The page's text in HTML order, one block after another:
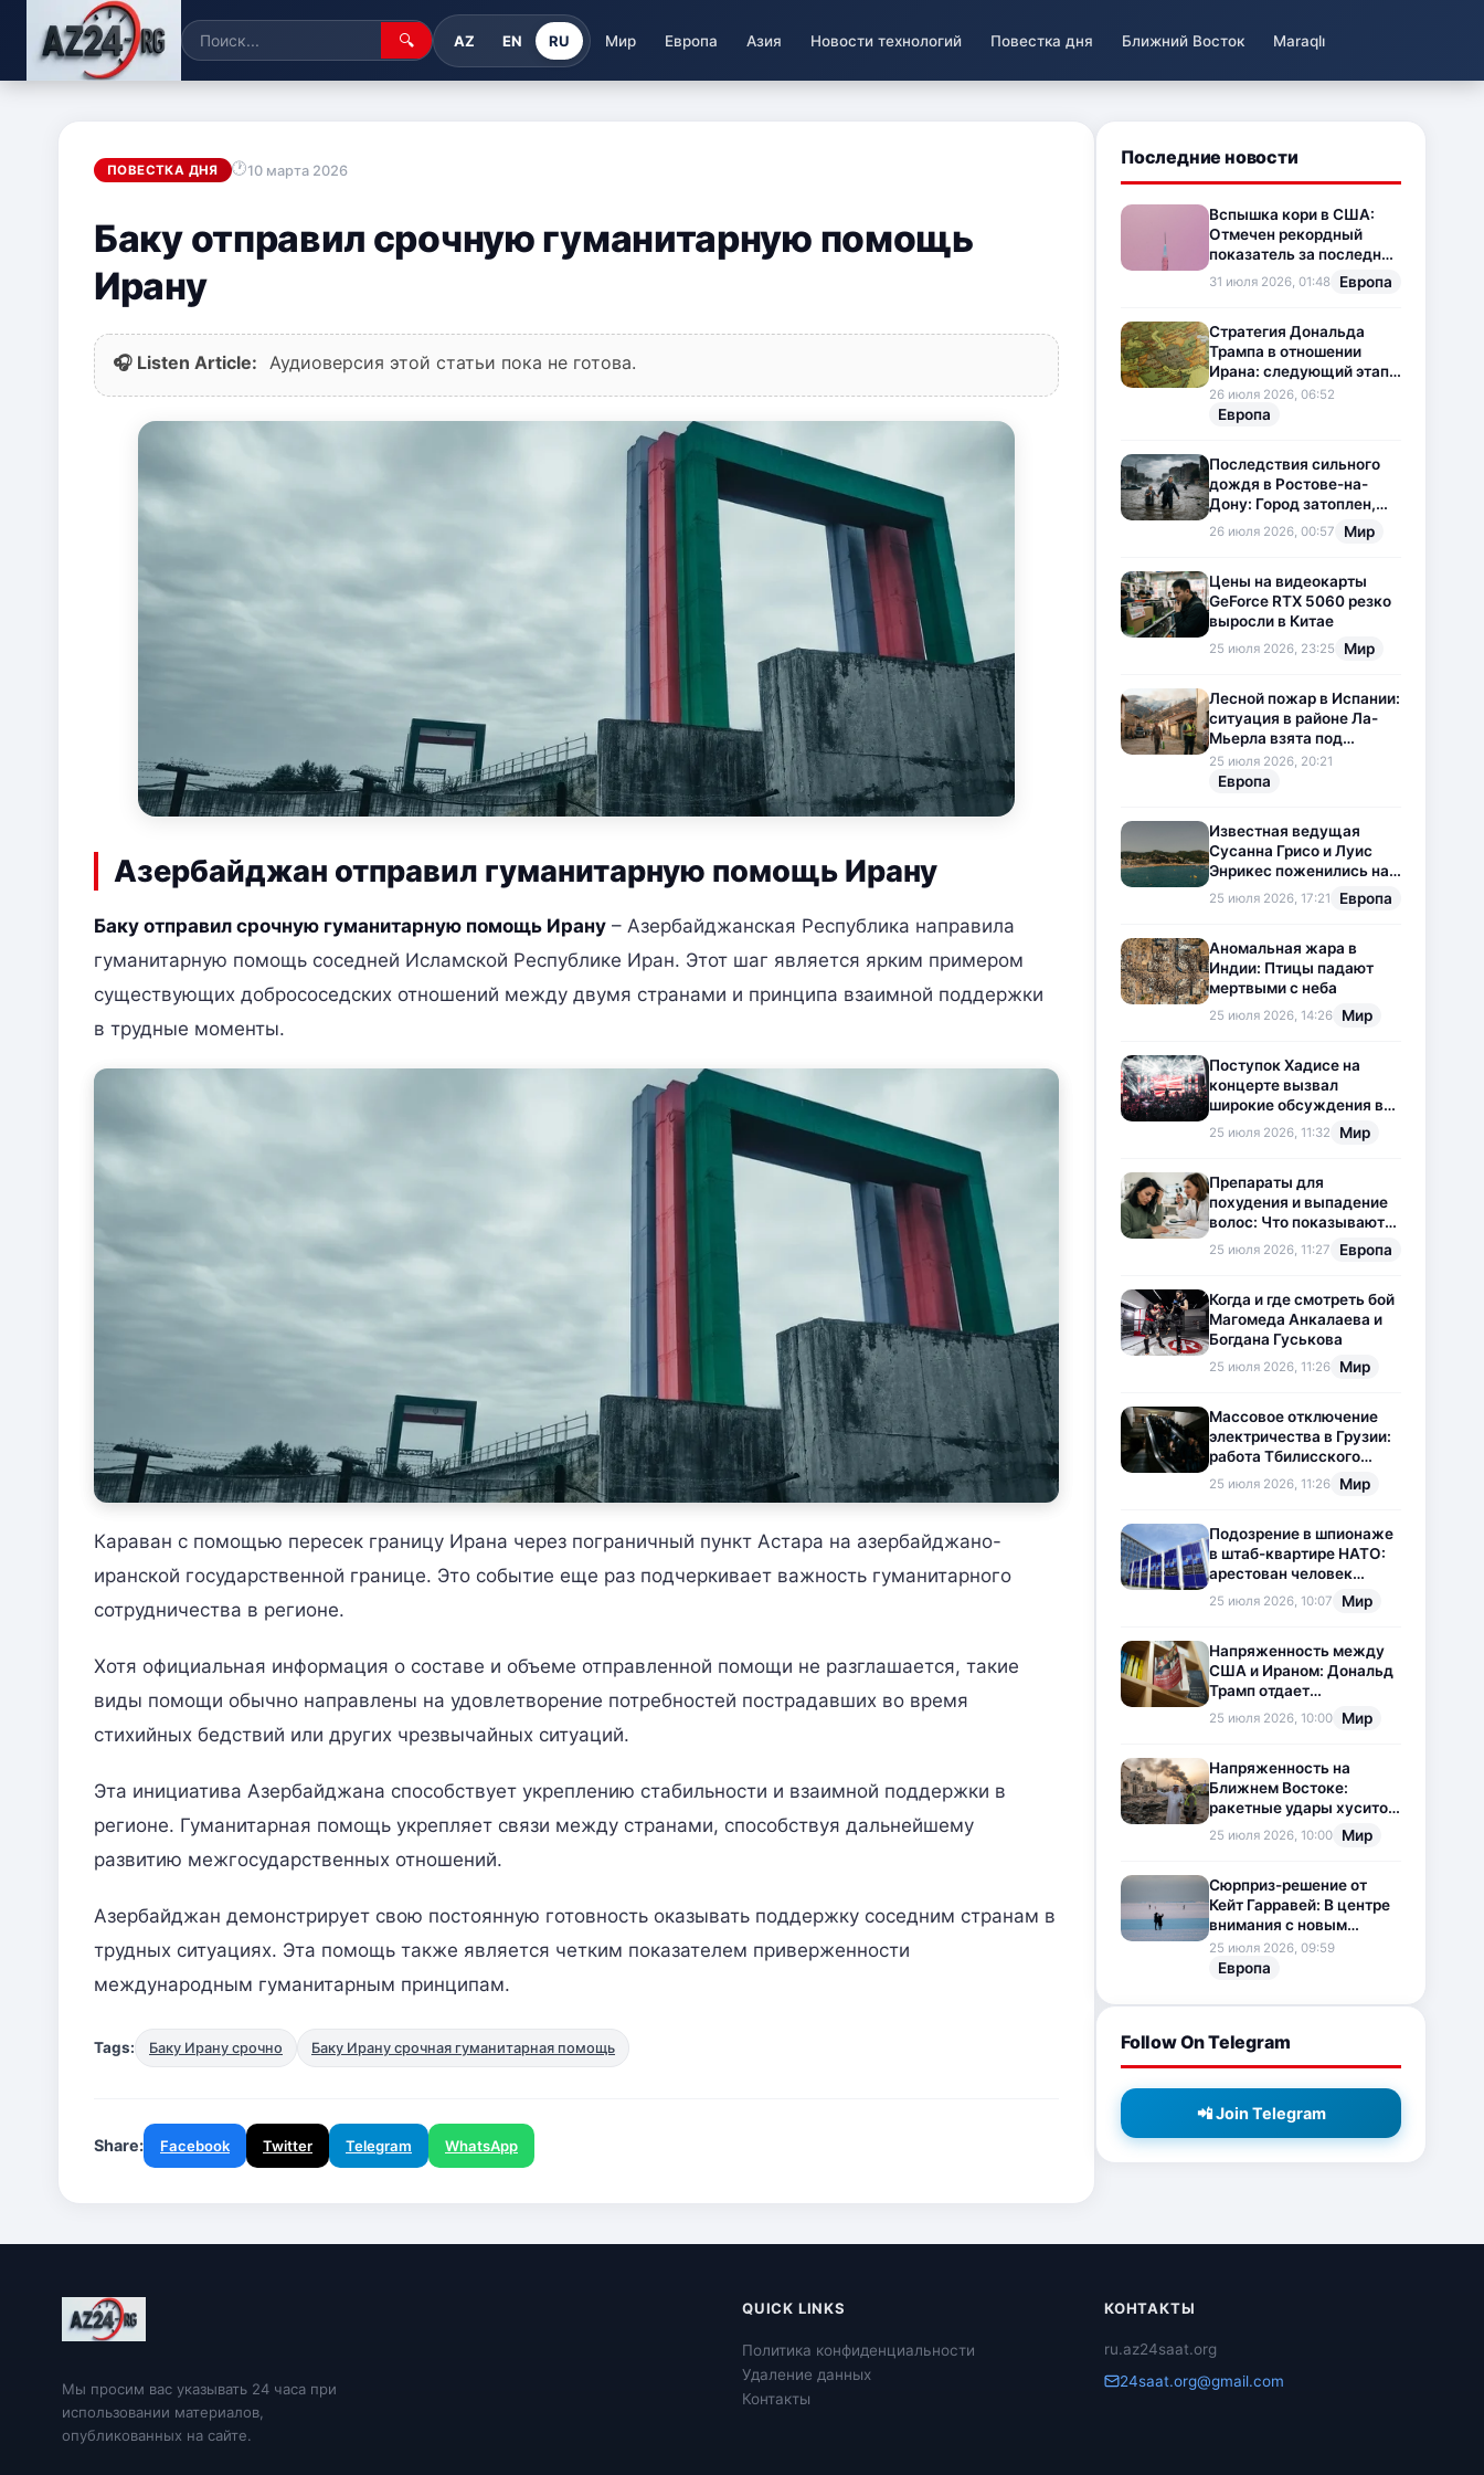
🔍 AZ EN RU Мир Европа Азия Новости технологий Повестка дня Ближний Восток Maraqlı
ПОВЕСТКА ДНЯ 10 марта 2026
Баку отправил срочную гуманитарную помощь
Ирану
🎧 Listen Article: Аудиоверсия этой статьи пока не готова.
Азербайджан отправил гуманитарную помощь Ирану
Баку отправил срочную гуманитарную помощь Ирану – Азербайджанская Республика направила
гуманитарную помощь соседней Исламской Республике Иран. Этот шаг является ярким примером
существующих добрососедских отношений между двумя странами и принципа взаимной поддержки
в трудные моменты.
Караван с помощью пересек границу Ирана через пограничный пункт Астара на азербайджано-
иранской государственной границе. Это событие еще раз подчеркивает важность гуманитарного
сотрудничества в регионе.
Хотя официальная информация о составе и объеме отправленной помощи не разглашается, такие
виды помощи обычно направлены на удовлетворение потребностей пострадавших во время
стихийных бедствий или других чрезвычайных ситуаций.
Эта инициатива Азербайджана способствует укреплению стабильности и взаимной поддержки в
регионе. Гуманитарная помощь укрепляет связи между странами, способствуя дальнейшему
развитию межгосударственных отношений.
Азербайджан демонстрирует свою постоянную готовность оказывать поддержку соседним странам в
трудных ситуациях. Эта помощь также является четким показателем приверженности
международным гуманитарным принципам.
Tags: Баку Ирану срочно Баку Ирану срочная гуманитарная помощь
Share: Facebook Twitter Telegram WhatsApp
Последние новости
Вспышка кори в США:
Отмечен рекордный
показатель за последние
35 лет
31 июля 2026, 01:48 Европа
Стратегия Дональда
Трампа в отношении
Ирана: следующий этап
напряженности на
Ближнем Востоке
26 июля 2026, 06:52
Европа
Последствия сильного
дождя в Ростове-на-
Дону: Город затоплен,
свет отключен
26 июля 2026, 00:57 Мир
Цены на видеокарты
GeForce RTX 5060 резко
выросли в Китае
25 июля 2026, 23:25 Мир
Лесной пожар в Испании:
ситуация в районе Ла-
Мьерла взята под
контроль
25 июля 2026, 20:21
Европа
Известная ведущая
Сусанна Грисо и Луис
Энрикес поженились на
Коста-Браве
25 июля 2026, 17:21 Европа
Аномальная жара в
Индии: Птицы падают
мертвыми с неба
25 июля 2026, 14:26 Мир
Поступок Хадисе на
концерте вызвал
широкие обсуждения в
социальных сетях
25 июля 2026, 11:32 Мир
Препараты для
похудения и выпадение
волос: Что показывают
новые исследования?
25 июля 2026, 11:27 Европа
Когда и где смотреть бой
Магомеда Анкалаева и
Богдана Гуськова
25 июля 2026, 11:26 Мир
Массовое отключение
электричества в Грузии:
работа Тбилисского
метрополитена
приостановлена
25 июля 2026, 11:26 Мир
Подозрение в шпионаже
в штаб-квартире НАТО:
арестован человек
китайского
происхождения
25 июля 2026, 10:07 Мир
Напряженность между
США и Ираном: Дональд
Трамп отдает
предпочтение
дипломатии
25 июля 2026, 10:00 Мир
Напряженность на
Ближнем Востоке:
ракетные удары хуситов
по Саудовской Аравии
загоняют ситуацию в
25 июля 2026, 10:00 Мир
Сюрприз-решение от
Кейт Гарравей: В центре
внимания с новым
любовным
приключением
25 июля 2026, 09:59
Европа
Follow On Telegram
📲 Join Telegram
Мы просим вас указывать 24 часа при
использовании материалов,
опубликованных на сайте.
QUICK LINKS
Политика конфиденциальности
Удаление данных
Контакты
КОНТАКТЫ
ru.az24saat.org
24saat.org@gmail.com